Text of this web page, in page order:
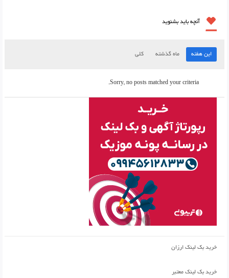
آنچه باید بشنوید
این هفته ماه گذشته کلی
Sorry, no posts matched your criteria.
خرید بک لینک ارزان
خرید بک لینک معتبر